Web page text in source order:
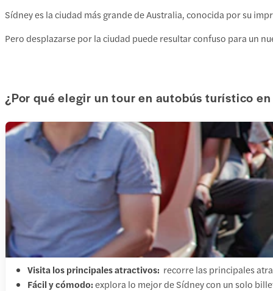
Sídney es la ciudad más grande de Australia, conocida por su
Pero desplazarse por la ciudad puede resultar confuso para un
¿Por qué elegir un tour en autobús turístico
Visita los principales atractivos: recorre las principales
Fácil y cómodo:explora lo mejor de Sídney con un solo